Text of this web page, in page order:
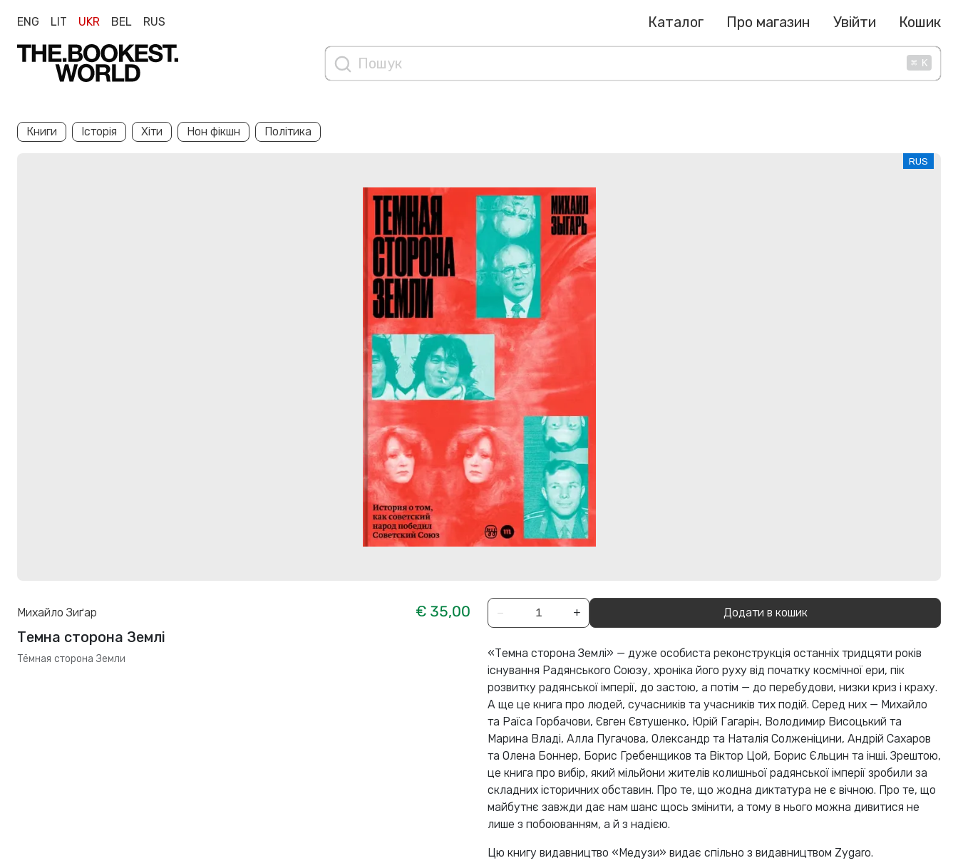
ENG LIT UKR BEL RUS Каталог Про магазин Увійти Кошик
⌘ K
Книги Історія Хіти Нон фікшн Політика
RUS
Михайло Зиґар
€ 35,00
Темна сторона Землі
Тёмная сторона Земли
− + Додати в кошик
«Темна сторона Землі» — дуже особиста реконструкція останніх тридцяти років
існування Радянського Союзу, хроніка його руху від початку космічної ери, пік
розвитку радянської імперії, до застою, а потім — до перебудови, низки криз і краху.
А ще це книга про людей, сучасників та учасників тих подій. Серед них — Михайло
та Раїса Горбачови, Євген Євтушенко, Юрій Гагарін, Володимир Висоцький та
Марина Владі, Алла Пугачова, Олександр та Наталія Солженіцини, Андрій Сахаров
та Олена Боннер, Борис Гребенщиков та Віктор Цой, Борис Єльцин та інші. Зрештою,
це книга про вибір, який мільйони жителів колишньої радянської імперії зробили за
складних історичних обставин. Про те, що жодна диктатура не є вічною. Про те, що
майбутнє завжди дає нам шанс щось змінити, а тому в нього можна дивитися не
лише з побоюванням, а й з надією.
Цю книгу видавництво «Медузи» видає спільно з видавництвом Zygaro.